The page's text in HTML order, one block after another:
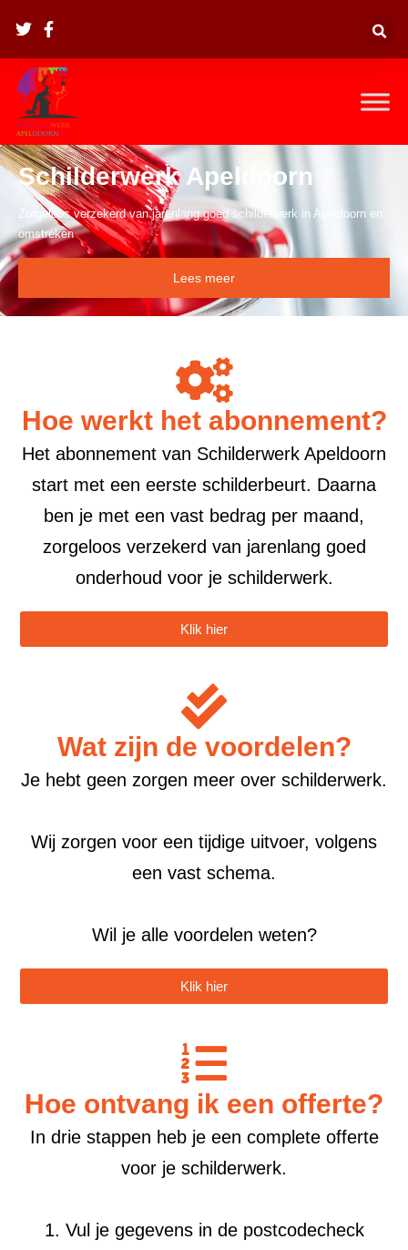
Schilderwerk Apeldoorn
Zorgeloos verzekerd van jarenlang goed schilderwerk in Apeldoorn en
omstreken
Lees meer
Hoe werkt het abonnement?​
Het abonnement van Schilderwerk Apeldoorn
start met een eerste schilderbeurt. Daarna
ben je met een vast bedrag per maand,
zorgeloos verzekerd van jarenlang goed
onderhoud voor je schilderwerk.
Klik hier
Wat zijn de voordelen?
Je hebt geen zorgen meer over schilderwerk.
Wij zorgen voor een tijdige uitvoer, volgens
een vast schema.
Wil je alle voordelen weten?
Klik hier
Hoe ontvang ik een offerte?
In drie stappen heb je een complete offerte
voor je schilderwerk.
1. Vul je gegevens in de postcodecheck